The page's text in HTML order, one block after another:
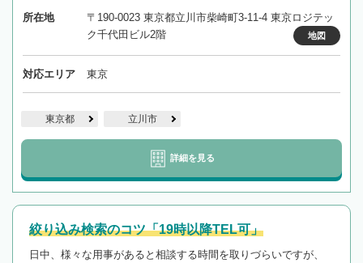
所在地
〒190-0023 東京都立川市柴崎町3-11-4 東京ロジテッ
ク千代田ビル2階
地図
対応エリア 東京
東京都 立川市
詳細を見る
絞り込み検索のコツ「19時以降TEL可」
日中、様々な用事があると相談する時間を取りづらいですが、